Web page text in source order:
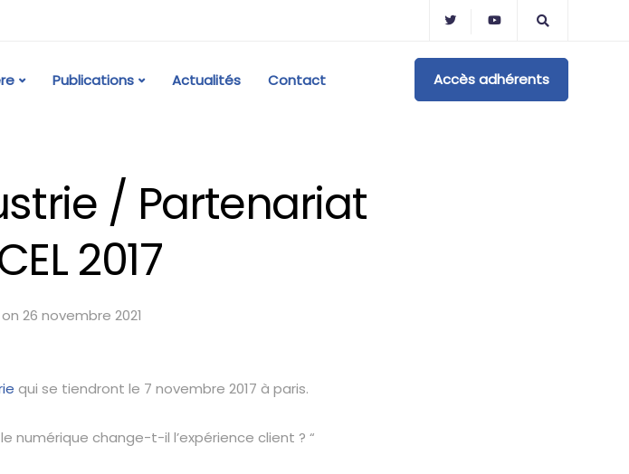
Publications Actualités Contact Accès adhérents
/ Partenariat
2017
26 novembre 2021
qui se tiendront le 7 novembre 2017 à paris.
le numérique change-t-il l’expérience client ? “